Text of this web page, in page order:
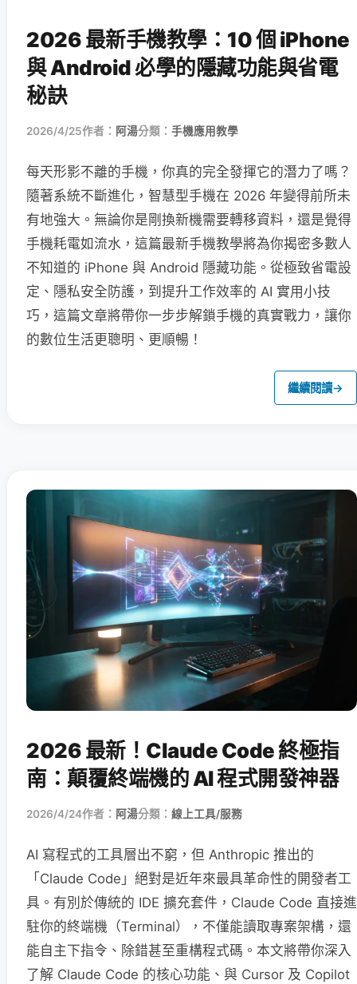
2026 最新手機教學：10 個 iPhone
與 Android 必學的隱藏功能與省電
秘訣
2026/4/25作者： 阿湯分類： 手機應用教學
每天形影不離的手機，你真的完全發揮它的潛力了嗎？
隨著系統不斷進化，智慧型手機在 2026 年變得前所未
有地強大。無論你是剛換新機需要轉移資料，還是覺得
手機耗電如流水，這篇最新手機教學將為你揭密多數人
不知道的 iPhone 與 Android 隱藏功能。從極致省電設
定、隱私安全防護，到提升工作效率的 AI 實用小技
巧，這篇文章將帶你一步步解鎖手機的真實戰力，讓你
的數位生活更聰明、更順暢！
繼續閱讀→
2026 最新！Claude Code 終極指
南：顛覆終端機的 AI 程式開發神器
2026/4/24作者： 阿湯分類： 線上工具/服務
AI 寫程式的工具層出不窮，但 Anthropic 推出的
「Claude Code」絕對是近年來最具革命性的開發者工
具。有別於傳統的 IDE 擴充套件，Claude Code 直接進
駐你的終端機（Terminal），不僅能讀取專案架構，還
能自主下指令、除錯甚至重構程式碼。本文將帶你深入
了解 Claude Code 的核心功能、與 Cursor 及 Copilot